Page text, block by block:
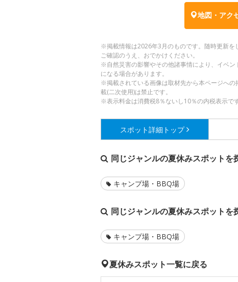
地図・アク
※掲載情報は2026年3月のものです。随時更新を
ご確認のうえ、おでかけください。
※自然災害の影響やその他諸事情により、イベ
になる場合があります。
※掲載されている画像は取材先から本ページへ
載(二次使用)は禁止です。
※表示料金は消費税8％ないし10％の内税表示です
スポット詳細 トップ
同じジャンルの夏休みスポットを
キャンプ場・BBQ場
同じジャンルの夏休みスポットを
キャンプ場・BBQ場
夏休みスポット一覧に戻る